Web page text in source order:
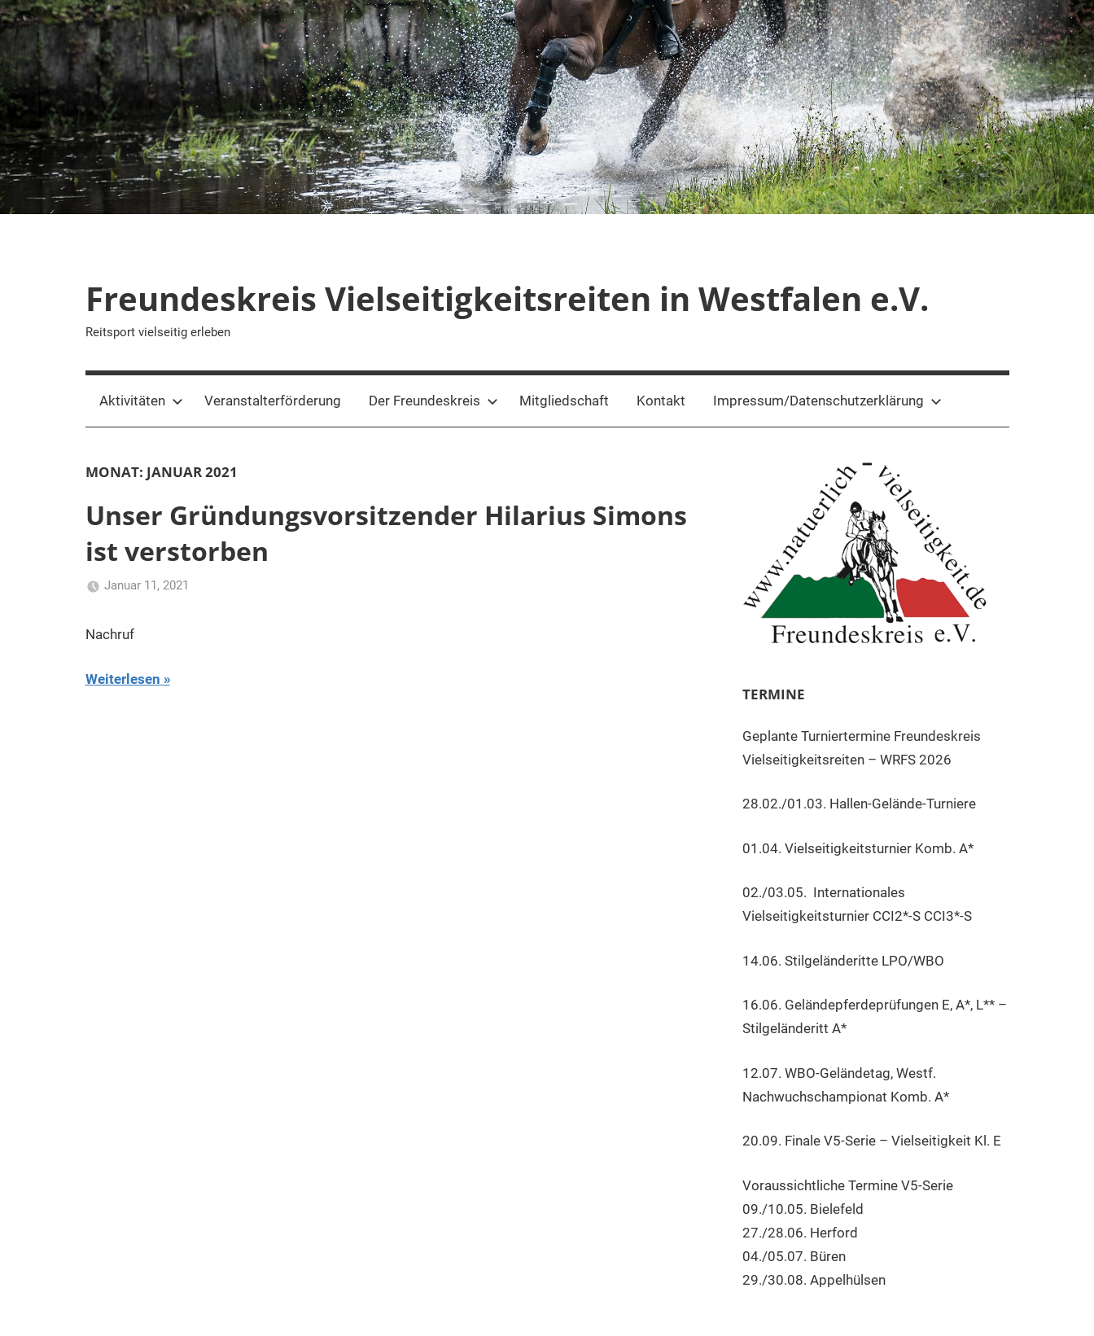
Zum
Inhalt
springen
Freundeskreis Vielseitigkeitsreiten in Westfalen e.V.
Reitsport vielseitig erleben
Aktivitäten Veranstalterförderung Der Freundeskreis Mitgliedschaft Kontakt Impressum/Datenschutzerklärung
MONAT: JANUAR 2021
Unser Gründungsvorsitzender Hilarius Simons
ist verstorben
Januar 11, 2021
Nachruf
Weiterlesen
TERMINE
Geplante Turniertermine Freundeskreis
Vielseitigkeitsreiten – WRFS 2026
28.02./01.03. Hallen-Gelände-Turniere
01.04. Vielseitigkeitsturnier Komb. A*
02./03.05. Internationales
Vielseitigkeitsturnier CCI2*-S CCI3*-S
14.06. Stilgeländeritte LPO/WBO
16.06. Geländepferdeprüfungen E, A*, L** –
Stilgeländeritt A*
12.07. WBO-Geländetag, Westf.
Nachwuchschampionat Komb. A*
20.09. Finale V5-Serie – Vielseitigkeit Kl. E
Voraussichtliche Termine V5-Serie
09./10.05. Bielefeld
27./28.06. Herford
04./05.07. Büren
29./30.08. Appelhülsen